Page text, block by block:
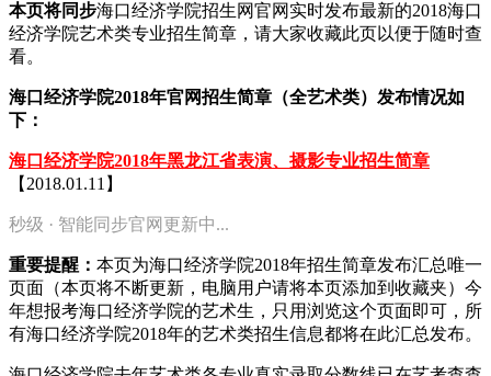
本页将同步海口经济学院招生网官网实时发布最新的2018海口
经济学院艺术类专业招生简章，请大家收藏此页以便于随时查
看。
海口经济学院2018年官网招生简章（全艺术类）发布情况如
下：
海口经济学院2018年黑龙江省表演、摄影专业招生简章
【2018.01.11】
秒级 · 智能同步官网更新中...
重要提醒： 本页为海口经济学院2018年招生简章发布汇总唯一
页面（本页将不断更新，电脑用户请将本页添加到收藏夹）今
年想报考海口经济学院的艺术生，只用浏览这个页面即可，所
有海口经济学院2018年的艺术类招生信息都将在此汇总发布。